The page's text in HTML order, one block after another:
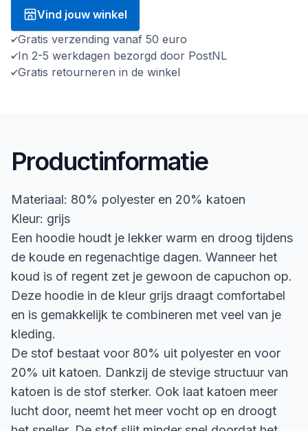
Vind jouw winkel
Gratis verzending vanaf 50 euro
In 2-5 werkdagen bezorgd door PostNL
Gratis retourneren in de winkel
Productinformatie
Materiaal: 80% polyester en 20% katoen
Kleur: grijs
Een hoodie houdt je lekker warm en droog tijdens
de koude en regenachtige dagen. Wanneer het
koud is of regent zet je gewoon de capuchon op.
Deze hoodie in de kleur grijs draagt comfortabel
en is gemakkelijk te combineren met veel van je
kleding.
De stof bestaat voor 80% uit polyester en voor
20% uit katoen. Dankzij de stevige structuur van
katoen is de stof sterker. Ook laat katoen meer
lucht door, neemt het meer vocht op en droogt